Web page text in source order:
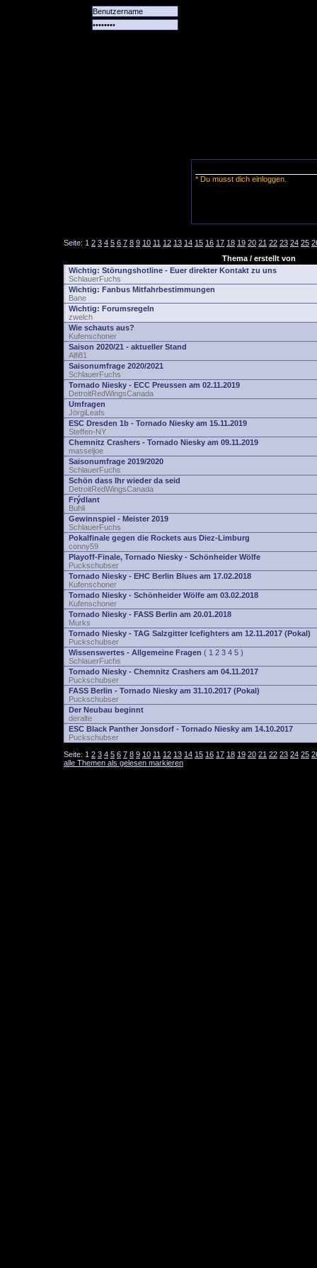
* Du musst dich einloggen.
Seite: 1 2 3 4 5 6 7 8 9 10 11 12 13 14 15 16 17 18 19 20 21 22 23 24 25
Thema / erstellt von
Wichtig: Störungshotline - Euer direkter Kontakt zu uns
SchlauerFuchs
Wichtig: Fanbus Mitfahrbestimmungen
Bane
Wichtig: Forumsregeln
zwelch
Wie schauts aus?
Kufenschoner
Saison 2020/21 - aktueller Stand
Alfi81
Saisonumfrage 2020/2021
SchlauerFuchs
Tornado Niesky - ECC Preussen am 02.11.2019
DetroitRedWingsCanada
Umfragen
JörgiLeafs
ESC Dresden 1b - Tornado Niesky am 15.11.2019
Steffen-NY
Chemnitz Crashers - Tornado Niesky am 09.11.2019
masseljoe
Saisonumfrage 2019/2020
SchlauerFuchs
Schön dass Ihr wieder da seid
DetroitRedWingsCanada
Frýdlant
Buhli
Gewinnspiel - Meister 2019
SchlauerFuchs
Pokalfinale gegen die Rockets aus Diez-Limburg
conny59
Playoff-Finale, Tornado Niesky - Schönheider Wölfe
Puckschubser
Tornado Niesky - EHC Berlin Blues am 17.02.2018
Kufenschoner
Tornado Niesky - Schönheider Wölfe am 03.02.2018
Kufenschoner
Tornado Niesky - FASS Berlin am 20.01.2018
Murks
Tornado Niesky - TAG Salzgitter Icefighters am 12.11.2017 (Pokal)
Puckschubser
Wissenswertes - Allgemeine Fragen ( 1 2 3 4 5 )
SchlauerFuchs
Tornado Niesky - Chemnitz Crashers am 04.11.2017
Puckschubser
FASS Berlin - Tornado Niesky am 31.10.2017 (Pokal)
Puckschubser
Der Neubau beginnt
deralte
ESC Black Panther Jonsdorf - Tornado Niesky am 14.10.2017
Puckschubser
Seite: 1 2 3 4 5 6 7 8 9 10 11 12 13 14 15 16 17 18 19 20 21 22 23 24 25
alle Themen als gelesen markieren